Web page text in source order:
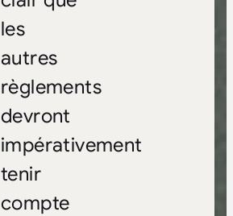
les
autres
règlements
devront
impérativement
tenir
compte